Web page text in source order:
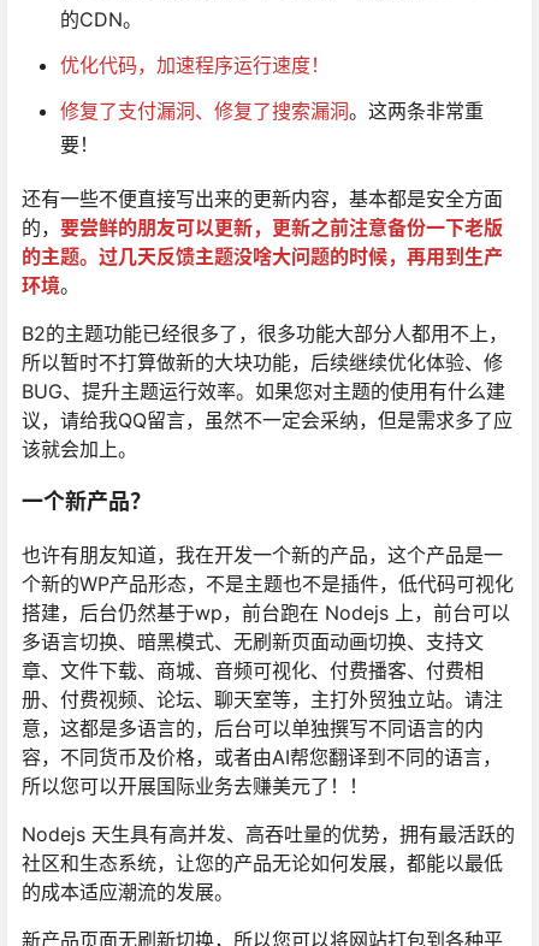
的CDN。
优化代码，加速程序运行速度！
修复了支付漏洞、修复了搜索漏洞。这两条非常重
要！
还有一些不便直接写出来的更新内容，基本都是安全方面
的， 要尝鲜的朋友可以更新，更新之前注意备份一下老版
的主题。过几天反馈主题没啥大问题的时候，再用到生产
环境。
B2的主题功能已经很多了，很多功能大部分人都用不上，
所以暂时不打算做新的大块功能，后续继续优化体验、修
BUG、提升主题运行效率。如果您对主题的使用有什么建
议，请给我QQ留言，虽然不一定会采纳，但是需求多了应
该就会加上。
一个新产品？
也许有朋友知道，我在开发一个新的产品，这个产品是一
个新的WP产品形态，不是主题也不是插件，低代码可视化
搭建，后台仍然基于wp，前台跑在 Nodejs 上，前台可以
多语言切换、暗黑模式、无刷新页面动画切换、支持文
章、文件下载、商城、音频可视化、付费播客、付费相
册、付费视频、论坛、聊天室等，主打外贸独立站。请注
意，这都是多语言的，后台可以单独撰写不同语言的内
容，不同货币及价格，或者由AI帮您翻译到不同的语言，
所以您可以开展国际业务去赚美元了！！
Nodejs 天生具有高并发、高吞吐量的优势，拥有最活跃的
社区和生态系统，让您的产品无论如何发展，都能以最低
的成本适应潮流的发展。
新产品页面无刷新切换，所以您可以将网站打包到各种平